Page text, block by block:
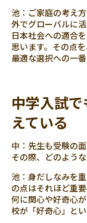
池：ご家庭の考え
外でグローバルに
日本社会への適合
思います。その点
最適な選択への一
中学入試
えている
中：先生も受験の
その際、どのよう
池：身だしなみを
の点はそれほど重
何に関心や好奇心
校が「好奇心」と